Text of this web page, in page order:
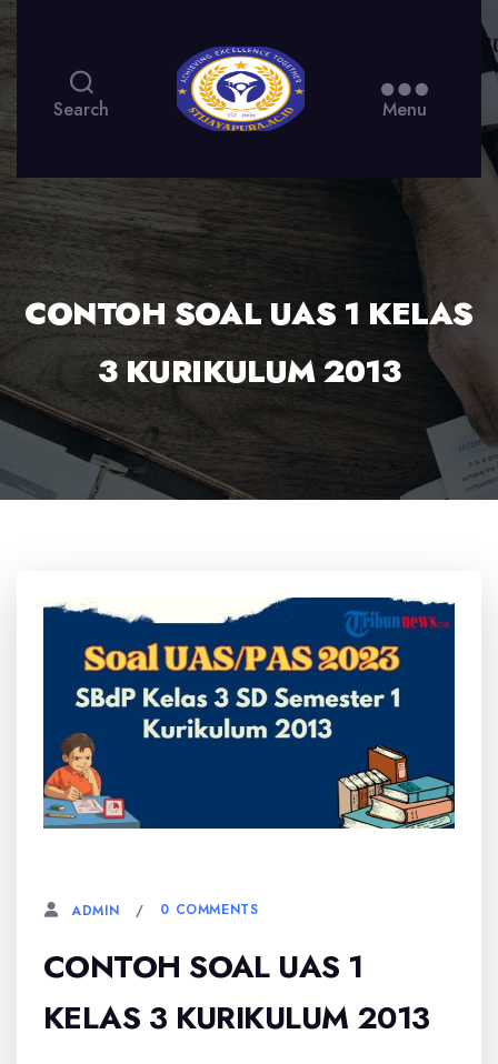
Search Menu
CONTOH SOAL UAS 1 KELAS
3 KURIKULUM 2013
ADMIN 0 COMMENTS
CONTOH SOAL UAS 1
KELAS 3 KURIKULUM 2013